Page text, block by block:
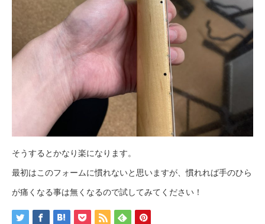
そうするとかなり楽になります。
最初はこのフォームに慣れないと思いますが、慣れれば手のひら
が痛くなる事は無くなるので試してみてください！